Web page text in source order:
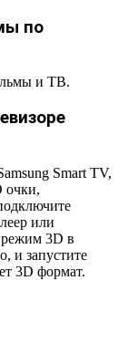
по
и ТВ.
Smart TV,
очки,
или
режим 3D в
и запустите
3D формат.